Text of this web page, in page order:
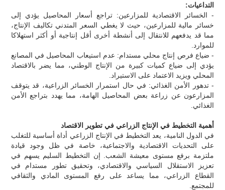
التداعيات:
- الخسائر الاقتصادية للمزارعين: تراجع أسعار المحاصيل يؤدي إلى
خسائر مالية للمزارعين، حيث لا يغطي السعر المتدني تكاليف الإنتاج،
مما قد يدفعهم للانتقال إلى أنشطة أخرى أقل إنتاجية أو أكثر استهلاكا
للموارد.
- ضياع فرص إنتاج محلي مستدام: عدم استيعاب المحاصيل في المصانع
يؤدي إلى ضياع كميات كبيرة من الإنتاج الوطني، مما يضر بالاقتصاد
المحلي ويزيد الاعتماد على الاستيراد.
- تدهور الأمن الغذائي: في حال استمرار الخسائر الزراعية، قد يتوقف
المزارعون عن زراعة بعض المحاصيل الهامة، مما يهدد بتراجع الأمن
الغذائي.
أهمية التخطيط في الإنتاج الزراعي في تطوير الاقتصاد
في الدول النامية، يعد التخطيط في الإنتاج الزراعي أداة أساسية للتغلب
على التحديات الاقتصادية والاجتماعية، خاصة في ظل وجود قيادة
ملتزمة برفع مستوى معيشة الشعب. إن التخطيط السليم يسهم في
تعزيز الاستقلال السياسي والاقتصادي، وتحقيق تطور مستدام في
القطاع الزراعي، مما يساعد على رفع المستوى المادي والثقافي
للمجتمع.